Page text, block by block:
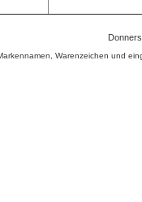
Warenzeichen und